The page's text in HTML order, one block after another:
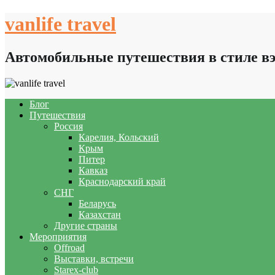
to
vanlife travel
Автомобильные путешествия в стиле
Блог
Путешествия
Россия
Карелия, Кольский
Крым
Питер
Кавказ
Краснодарский край
СНГ
Беларусь
Казахстан
Другие страны
Мероприятия
Offroad
Выставки, встречи
Starex-club